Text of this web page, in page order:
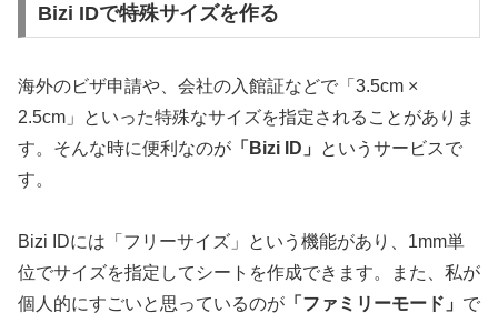
Bizi IDで特殊サイズを作る
海外のビザ申請や、会社の入館証などで「3.5cm ×
2.5cm」といった特殊なサイズを指定されることがありま
す。そんな時に便利なのが 「Bizi ID」
というサービスで
す。
Bizi IDには「フリーサイズ」という機能があり、1mm単
位でサイズを指定してシートを作成できます。また、私が
個人的にすごいと思っているのが 「ファミリーモード」 で